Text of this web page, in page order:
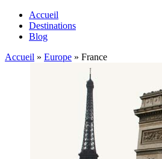
Accueil
Destinations
Blog
Accueil » Europe » France